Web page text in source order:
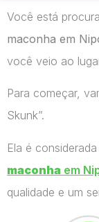
Você está
maconha em
você veio ao
Para começar,
Skunk”.
Ela é
maconha em
qualidade e um